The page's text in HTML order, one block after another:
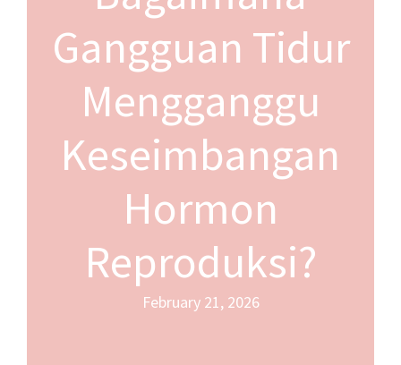
Gangguan Tidur
Mengganggu
Keseimbangan
Hormon
Reproduksi?
February 21, 2026